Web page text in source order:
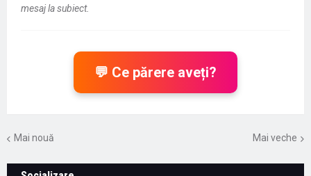
mesaj la subiect.
💬 Ce părere aveți?
Mai nouă Mai veche